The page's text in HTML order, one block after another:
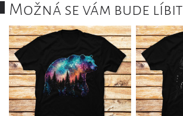
Možná se vám bude líbit